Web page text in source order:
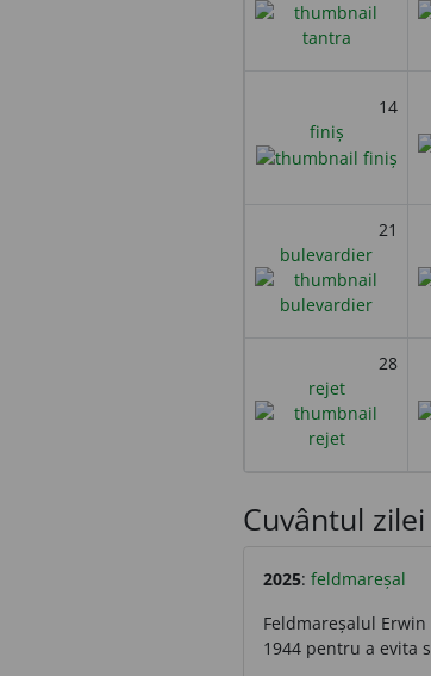
14
finiș
21
bulevardier
28
rejet
Cuvântul
2025: feldmareșal
Feldmareșalul
1944 pentru a evita